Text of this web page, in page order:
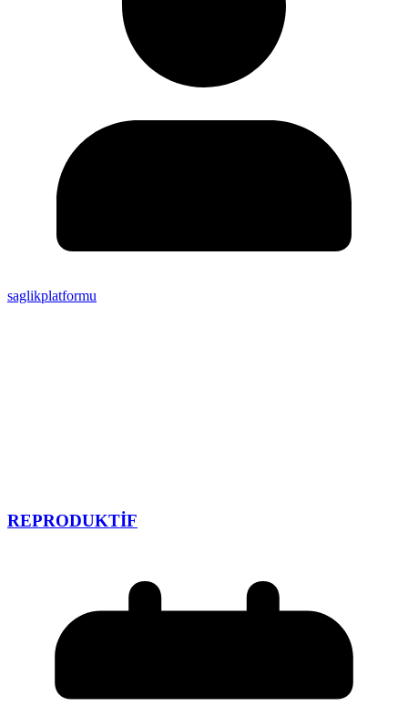
saglikplatformu
REPRODUKTİF